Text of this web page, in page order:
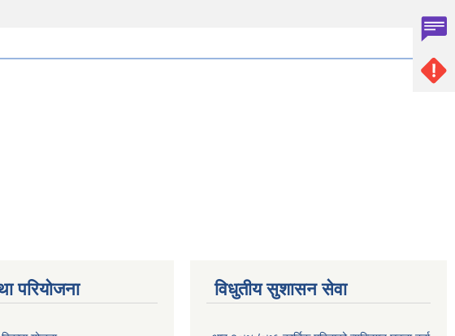
परियोजना विधुतीय सुशासन सेवा